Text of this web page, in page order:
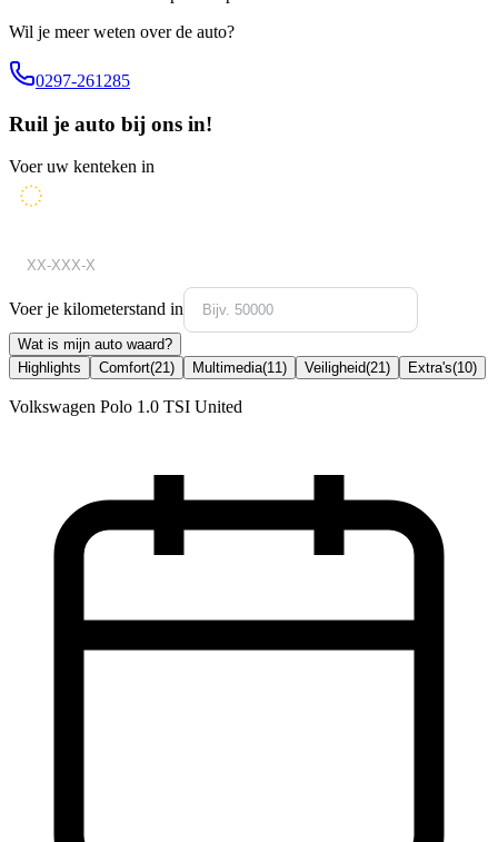
Wil je meer weten over de auto?
0297-261285
Ruil je auto bij ons in!
Voer uw kenteken in
Voer je kilometerstand in
Wat is mijn auto waard?
Highlights
Comfort(21) Multimedia(11) Veiligheid(21) Extra's(10)
Volkswagen Polo 1.0 TSI United